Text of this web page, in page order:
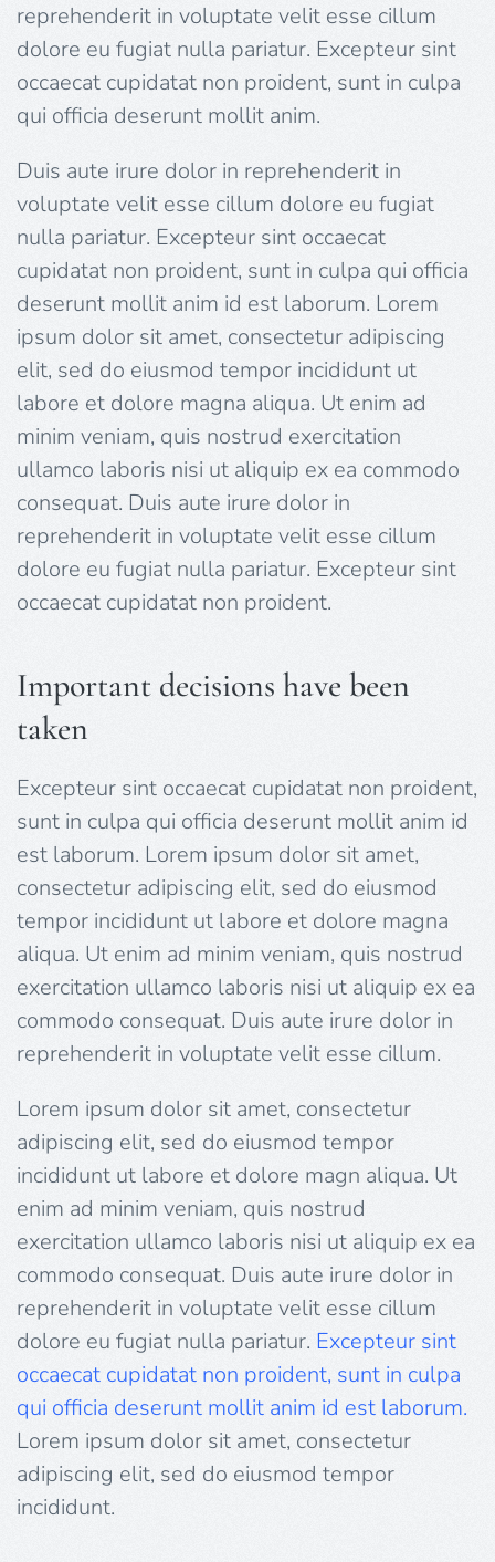
reprehenderit in voluptate velit esse cillum
dolore eu fugiat nulla pariatur. Excepteur sint
occaecat cupidatat non proident, sunt in culpa
qui officia deserunt mollit anim.
Duis aute irure dolor in reprehenderit in
voluptate velit esse cillum dolore eu fugiat
nulla pariatur. Excepteur sint occaecat
cupidatat non proident, sunt in culpa qui officia
deserunt mollit anim id est laborum. Lorem
ipsum dolor sit amet, consectetur adipiscing
elit, sed do eiusmod tempor incididunt ut
labore et dolore magna aliqua. Ut enim ad
minim veniam, quis nostrud exercitation
ullamco laboris nisi ut aliquip ex ea commodo
consequat. Duis aute irure dolor in
reprehenderit in voluptate velit esse cillum
dolore eu fugiat nulla pariatur. Excepteur sint
occaecat cupidatat non proident.
Important decisions have been
taken
Excepteur sint occaecat cupidatat non proident,
sunt in culpa qui officia deserunt mollit anim id
est laborum. Lorem ipsum dolor sit amet,
consectetur adipiscing elit, sed do eiusmod
tempor incididunt ut labore et dolore magna
aliqua. Ut enim ad minim veniam, quis nostrud
exercitation ullamco laboris nisi ut aliquip ex ea
commodo consequat. Duis aute irure dolor in
reprehenderit in voluptate velit esse cillum.
Lorem ipsum dolor sit amet, consectetur
adipiscing elit, sed do eiusmod tempor
incididunt ut labore et dolore magn aliqua. Ut
enim ad minim veniam, quis nostrud
exercitation ullamco laboris nisi ut aliquip ex ea
commodo consequat. Duis aute irure dolor in
reprehenderit in voluptate velit esse cillum
dolore eu fugiat nulla pariatur. Excepteur sint
occaecat cupidatat non proident, sunt in culpa
qui officia deserunt mollit anim id est laborum.
Lorem ipsum dolor sit amet, consectetur
adipiscing elit, sed do eiusmod tempor
incididunt.